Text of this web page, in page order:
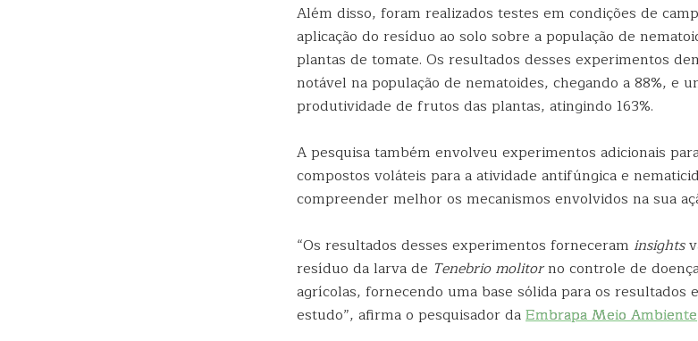
Além disso, foram realizados testes em condições de
aplicação do resíduo ao solo sobre a população de
plantas de tomate. Os resultados desses experimentos
notável na população de nematoides, chegando a 88%, e
produtividade de frutos das plantas, atingindo 163%.
A pesquisa também envolveu experimentos adicionais
compostos voláteis para a atividade antifúngica e
compreender melhor os mecanismos envolvidos na sua
“Os resultados desses experimentos forneceram insights
resíduo da larva de Tenebrio molitorno controle de
agrícolas, fornecendo uma base sólida para os resultados
estudo”, afirma o pesquisador daEmbrapa Meio Ambiente